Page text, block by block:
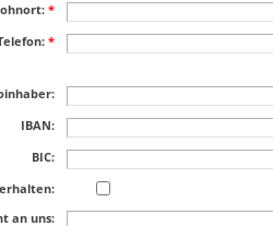
*
*
IBAN:
BIC:
an uns: